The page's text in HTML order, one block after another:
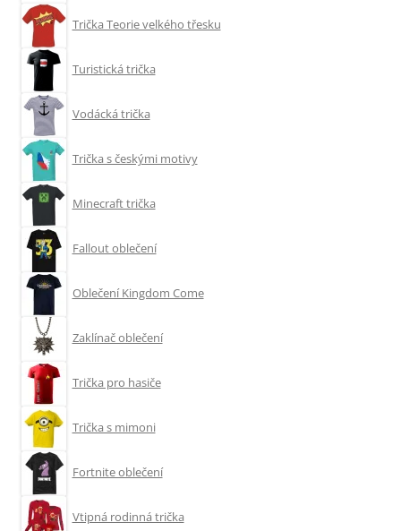
Trička Teorie velkého třesku
Turistická trička
Vodácká trička
Trička s českými motivy
Minecraft trička
Fallout oblečení
Oblečení Kingdom Come
Zaklínač oblečení
Trička pro hasiče
Trička s mimoni
Fortnite oblečení
Vtipná rodinná trička